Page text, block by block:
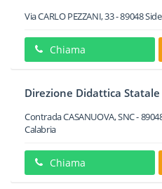
Via CARLO PEZZANI, 33-89048
Chiama
Direzione Didattica
Contrada CASANUOVA, SNC-
Calabria
Chiama